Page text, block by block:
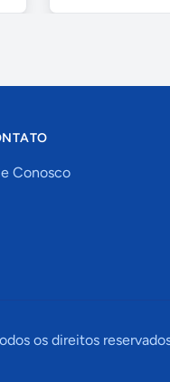
Conosco
os direitos